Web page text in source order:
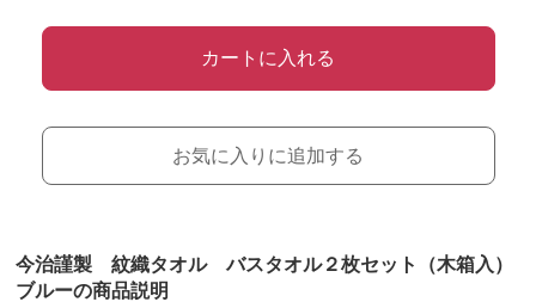
カートに入れる
お気に入りに追加する
今治謹製 紋織タオル バスタオル２枚セット（木箱入）
ブルーの商品説明